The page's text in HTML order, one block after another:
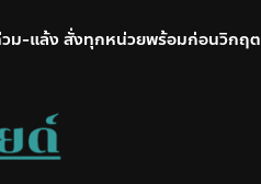
ม-แล้ง สั่งทุกหน่วยพร้อมก่อนวิกฤต